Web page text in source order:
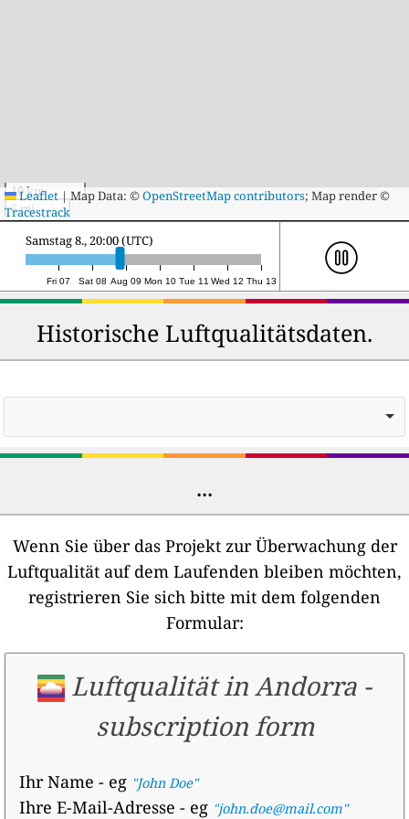
10 km
5 mi
Leaflet|Map Data: ©OpenStreetMap contributors; Map render ©
Tracestrack
Fri 07 Sat 08 Aug 09 Mon 10 Tue 11 Wed 12 Thu 13
Sonntag 9., 17:00 (UTC)
Historische Luftqualitätsdaten.
...
Wenn Sie über das Projekt zur Überwachung der
Luftqualität auf dem Laufenden bleiben möchten,
registrieren Sie sich bitte mit dem folgenden
Formular:
Luftqualität in Andorra -
subscription form
Ihr Name - eg "John Doe"
Ihre E-Mail-Adresse - eg "john.doe@mail.com"